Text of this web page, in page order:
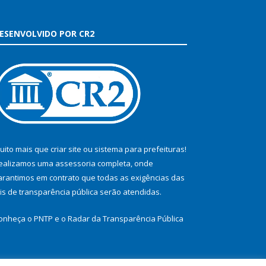
POR CR2
mais que criar site ou sistema para prefeituras!
uma assessoria completa, onde
em contrato que todas as exigências das
de transparência pública serão atendidas.
o PNTP e o Radar da Transparência Pública